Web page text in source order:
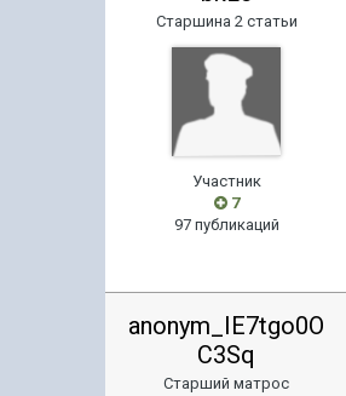
Старшина 2 статьи
Участник
7
97 публикаций
anonym_IE7tgo0O
C3Sq
Старший матрос